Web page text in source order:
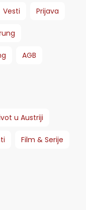
Vesti Prijava
AGB
u Austriji
Film & Serije